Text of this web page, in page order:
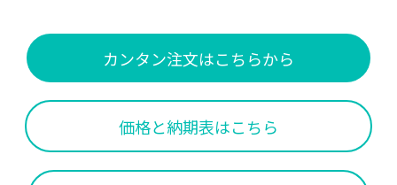
カンタン注文はこちらから
価格と納期表はこちら